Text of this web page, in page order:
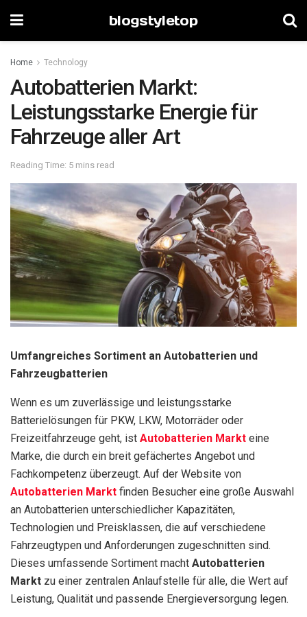
blogstyletop
Home Technology
Autobatterien Markt:
Leistungsstarke Energie für
Fahrzeuge aller Art
Reading Time: 5 mins read
Umfangreiches Sortiment an Autobatterien und
Fahrzeugbatterien
Wenn es um zuverlässige und leistungsstarke
Batterielösungen für PKW, LKW, Motorräder oder
Freizeitfahrzeuge geht, ist Autobatterien Markt eine
Marke, die durch ein breit gefächertes Angebot und
Fachkompetenz überzeugt. Auf der Website von
Autobatterien Markt finden Besucher eine große Auswahl
an Autobatterien unterschiedlicher Kapazitäten,
Technologien und Preisklassen, die auf verschiedene
Fahrzeugtypen und Anforderungen zugeschnitten sind.
Dieses umfassende Sortiment macht Autobatterien
Markt zu einer zentralen Anlaufstelle für alle, die Wert auf
Leistung, Qualität und passende Energieversorgung legen.